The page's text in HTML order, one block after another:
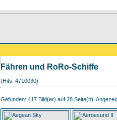
Fähren und RoRo-Schiffe
(Hits: 4710030)
Gefunden: 417 Bild(er) auf 28 Seite(n).